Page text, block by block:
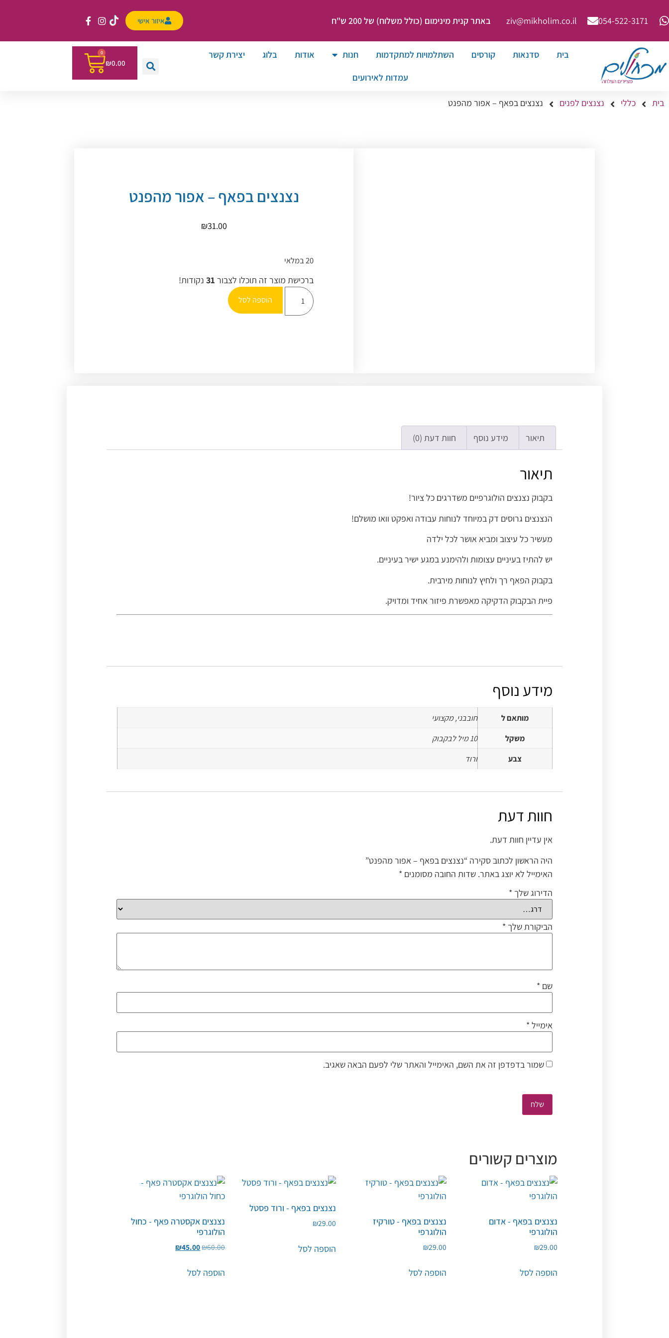
054-522-3171⁩
ziv@mikholim.co.il באתר קנית מינימום (כולל משלוח) של 200 ש"ח איזור אישי
בית סדנאות קורסים השתלמויות למתקדמות חנות אודות בלוג
יצירת קשר
עמדות לאירועים
₪0.00
0
בית כללי נצנצים לפנים נצנצים בפאף – אפור מהפנט
נצנצים בפאף – אפור מהפנט
₪31.00
20 במלאי
ברכישת מוצר זה תוכלו לצבור 31 נקודות!
הוספה לסל
תיאור מידע נוסף חוות דעת (0)
תיאור
בקבוק נצנצים הולוגרפיים משדרגים כל ציור!
הנצנצים גרוסים דק במיוחד לנוחות עבודה ואפקט וואו מושלם!
מעשיר כל עיצוב ומביא אושר לכל ילדה
יש להתיז בעיניים עצומות ולהימנע במגע ישיר בעיניים.
בקבוק הפאף רך ולחיץ לנוחות מירבית.
פיית הבקבוק הדקיקה מאפשרת פיזור אחיד ומדויק.
מידע נוסף
מותאם ל
חובבני, מקצועי
משקל
10 מיל לבקבוק
צבע
ורוד
חוות דעת
אין עדיין חוות דעת.
היה הראשון לכתוב סקירה “נצנצים בפאף – אפור מהפנט”
האימייל לא יוצג באתר. שדות החובה מסומנים*
הדירוג שלך*
הביקורת שלך*
שם*
אימייל*
שמור בדפדפן זה את השם, האימייל והאתר שלי לפעם הבאה שאגיב.
מוצרים קשורים
נצנצים בפאף - אדום
הולוגרפי
₪29.00
הוספה לסל
נצנצים בפאף - טורקיז
הולוגרפי
₪29.00
הוספה לסל
נצנצים בפאף - ורוד פסטל
₪29.00
הוספה לסל
נצנצים אקסטרה פאף - כחול
הולוגרפי
₪60.00
₪45.00
הוספה לסל